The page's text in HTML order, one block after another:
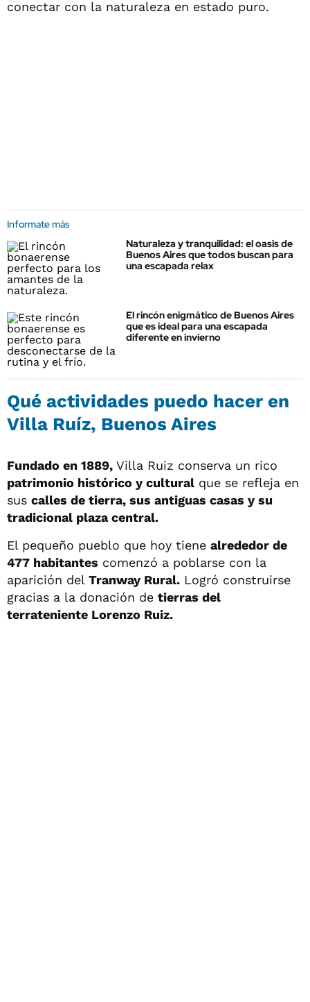
conectar con la naturaleza en estado puro.
Informate más
Naturaleza y tranquilidad: el oasis de
Buenos Aires que todos buscan para
una escapada relax
El rincón enigmático de Buenos Aires
que es ideal para una escapada
diferente en invierno
Qué actividades puedo hacer en
Villa Ruíz, Buenos Aires
Fundado en 1889, Villa Ruiz conserva un rico
patrimonio histórico y cultural que se refleja en
sus calles de tierra, sus antiguas casas y su
tradicional plaza central.
El pequeño pueblo que hoy tiene alrededor de
477 habitantes comenzó a poblarse con la
aparición del Tranway Rural. Logró construirse
gracias a la donación de tierras del
terrateniente Lorenzo Ruiz.